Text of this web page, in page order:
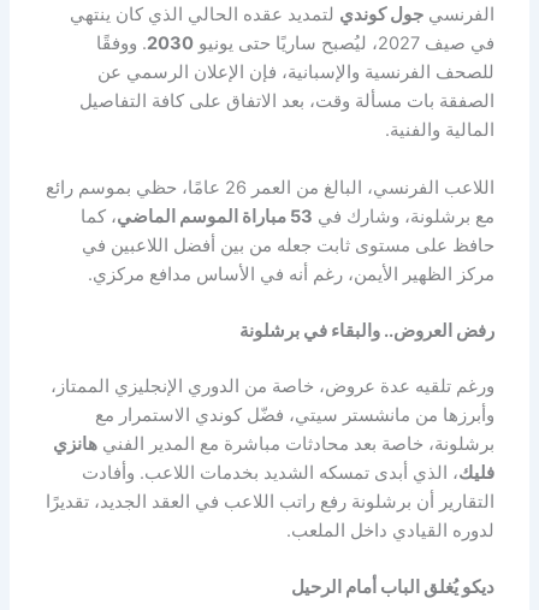
الفرنسيجول كوندي لتمديد عقده الحالي الذي كان ينتهي
في صيف 2027، ليُصبح ساريًا حتى يونيو
2030. ووفقًا
للصحف الفرنسية والإسبانية، فإن الإعلان الرسمي عن
الصفقة بات مسألة وقت، بعد الاتفاق على كافة التفاصيل
المالية والفنية.
اللاعب الفرنسي، البالغ من العمر 26 عامًا، حظي بموسم رائع
مع برشلونة، وشارك في 53 مباراة الموسم الماضي
، كما
حافظ على مستوى ثابت جعله من بين أفضل اللاعبين في
مركز الظهير الأيمن، رغم أنه في الأساس مدافع مركزي.
رفض العروض.. والبقاء في برشلونة
ورغم تلقيه عدة عروض، خاصة من الدوري الإنجليزي الممتاز،
وأبرزها من مانشستر سيتي، فضّل كوندي الاستمرار مع
برشلونة، خاصة بعد محادثات مباشرة مع المدير الفنيهانزي
فليك، الذي أبدى تمسكه الشديد بخدمات اللاعب. وأفادت
التقارير أن برشلونة رفع راتب اللاعب في العقد الجديد، تقديرًا
لدوره القيادي داخل الملعب.
ديكو يُغلق الباب أمام الرحيل